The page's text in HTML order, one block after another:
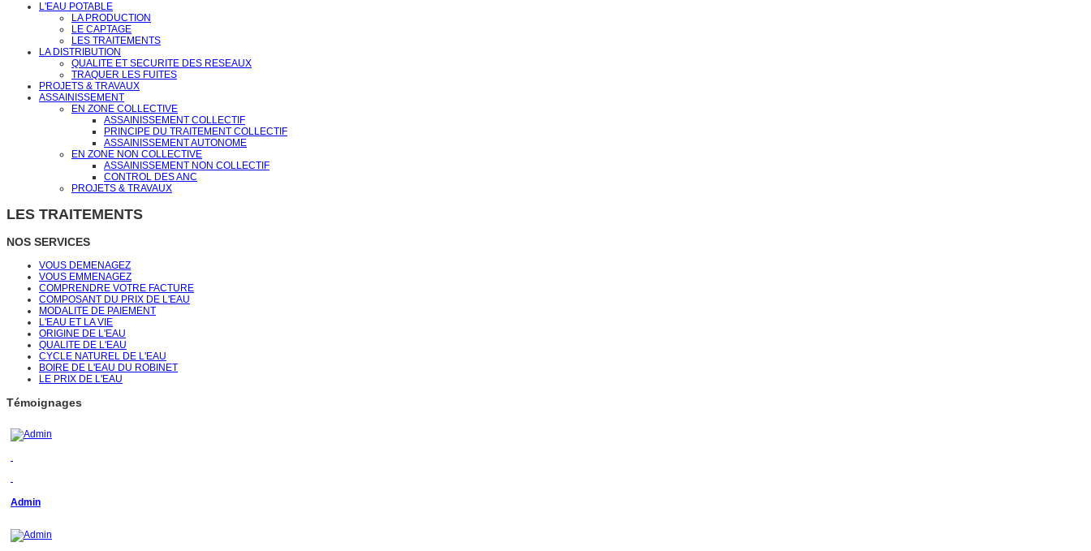
L'EAU POTABLE
LA PRODUCTION
LE CAPTAGE
LES TRAITEMENTS
LA DISTRIBUTION
QUALITE ET SECURITE DES RESEAUX
TRAQUER LES FUITES
PROJETS & TRAVAUX
ASSAINISSEMENT
EN ZONE COLLECTIVE
ASSAINISSEMENT COLLECTIF
PRINCIPE DU TRAITEMENT COLLECTIF
ASSAINISSEMENT AUTONOME
EN ZONE NON COLLECTIVE
ASSAINISSEMENT NON COLLECTIF
CONTROL DES ANC
PROJETS & TRAVAUX
LES TRAITEMENTS
NOS SERVICES
VOUS DEMENAGEZ
VOUS EMMENAGEZ
COMPRENDRE VOTRE FACTURE
COMPOSANT DU PRIX DE L'EAU
MODALITE DE PAIEMENT
L'EAU ET LA VIE
ORIGINE DE L'EAU
QUALITE DE L'EAU
CYCLE NATUREL DE L'EAU
BOIRE DE L'EAU DU ROBINET
LE PRIX DE L'EAU
Témoignages
Admin